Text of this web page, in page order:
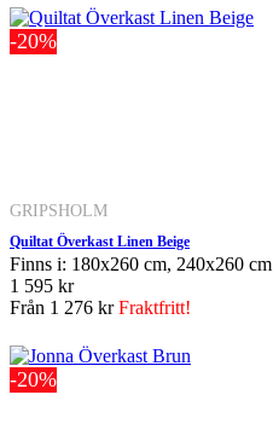
-20%
GRIPSHOLM
Quiltat Överkast Linen Beige
Finns i: 180x260 cm, 240x260 cm
1 595 kr
Från 1 276 krFraktfritt!
-20%